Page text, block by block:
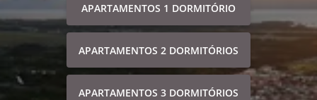
APARTAMENTOS 1 DORMITÓRIO
APARTAMENTOS 2 DORMITÓRIOS
APARTAMENTOS 3 DORMITÓRIOS